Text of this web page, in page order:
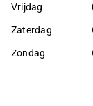
Vrijdag
Zaterdag
Zondag